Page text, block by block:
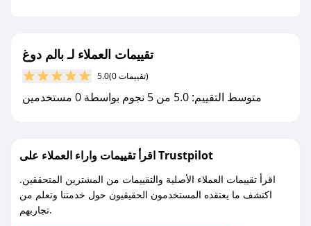
مع صحصح، تسوق بذكاء ووفّر على كل مشترياتك مع
تقييمات العملاء لـ بالم دوغ
5.0 (0 تقييمات)
متوسط التقييم: 5.0 من 5 نجوم بواسطة 0 مستخدمين
اقرأ تقييمات واراء العملاء على Trustpilot
اقرأ تقييمات العملاء الأصلية والتقييمات من المشترين المتحققين.
اكتشف ما يعتقده المستخدمون الحقيقيون حول خدمتنا وتعلم من
تجاربهم.